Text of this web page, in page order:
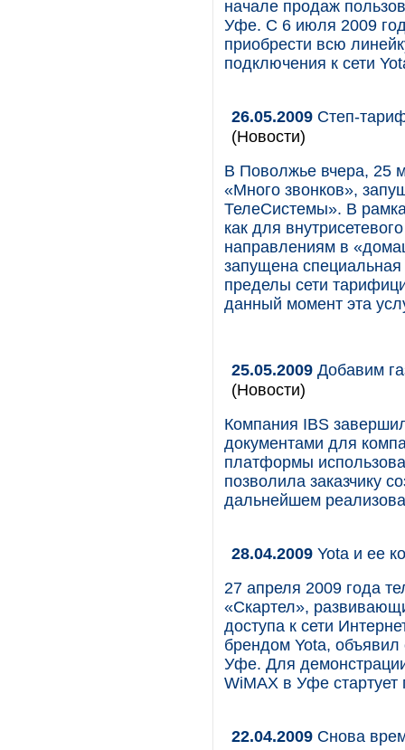
начале продаж
Уфе. С 6 июля 2009
приобрести всю
подключения к сети
26.05.2009 Степ-
(Новости)
В Поволжье вчера, 25
«Много звонков»,
ТелеСистемы». В
как для
направлениям в
запущена специальная
пределы сети
данный момент эта
25.05.2009 Добавим
(Новости)
Компания IBS
документами для
платформы
позволила заказчику
дальнейшем
28.04.2009 Yota и ее
27 апреля 2009 года
«Скартел»,
доступа к сети
брендом Yota, объявил
Уфе. Для
WiMAX в Уфе
22.04.2009 Снова